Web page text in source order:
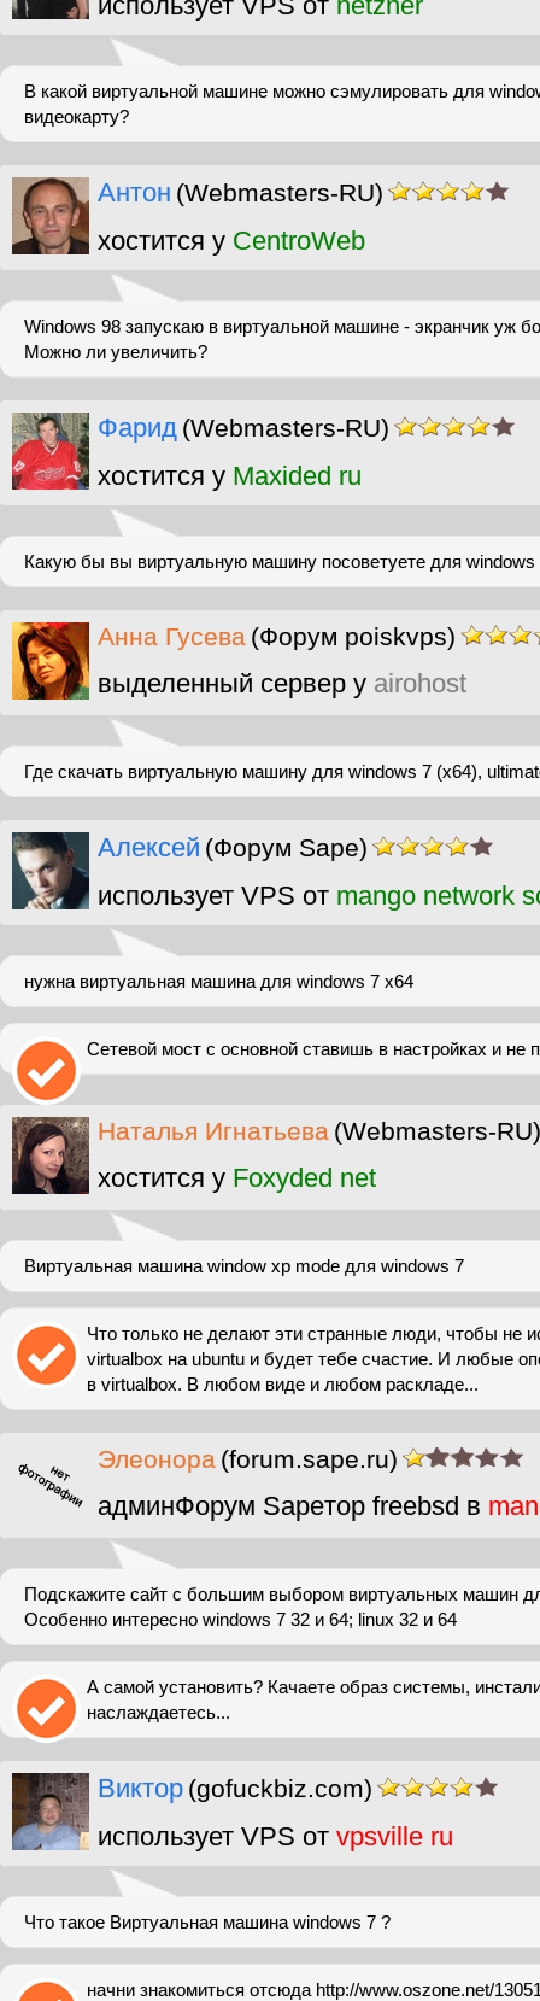
В какой виртуальной машине можно сэмулировать для
видеокарту?
Антон (Webmasters-RU)
хостится у CentroWeb
Windows 98 запускаю в виртуальной машине - экранчик уж
Можно ли увеличить?
Фарид (Webmasters-RU)
хостится у Maxided ru
Какую бы вы виртуальную машину посоветуете для windows
Анна Гусева (Форум poiskvps)
выделенный сервер у airohost
Где скачать виртуальную машину для windows 7 (x64),
Алексей (Форум Sape)
использует VPS от mango network
нужна виртуальная машина для windows 7 x64
Сетевой мост с основной ставишь в настройках и не
Наталья Игнатьева (Webmasters-RU)
хостится у Foxyded net
Виртуальная машина window xp mode для windows 7
Что только не делают эти странные люди, чтобы не
virtualbox на ubuntu и будет тебе счастие. И любые
в virtualbox. В любом виде и любом раскладе...
Элеонора (forum.sape.ru)
админФорум Sapeтор freebsd в
Подскажите сайт с большим выбором виртуальных машин
Особенно интересно windows 7 32 и 64; linux 32 и 64
А самой установить? Качаете образ системы,
наслаждаетесь...
Виктор (gofuckbiz.com)
использует VPS от vpsville ru
Что такое Виртуальная машина windows 7 ?
начни знакомиться отсюда http://www.oszone.net/